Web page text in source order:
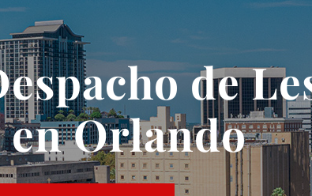
ACCIDENTES DE MOTO
TITUSVILLE, FL
LAKELAND, FL
ALBUQUERQUE, NM
de
en Orlando